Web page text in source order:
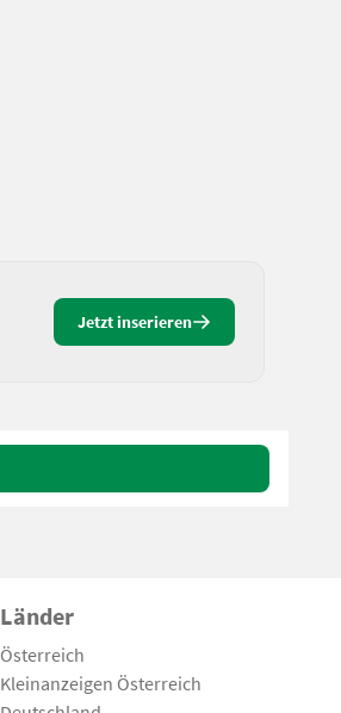
Jetzt inserieren
Länder
Österreich
Kleinanzeigen Österreich